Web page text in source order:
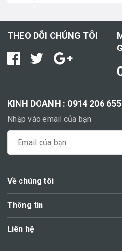
THEO DÕI CHÚNG TÔI
KINH DOANH : 0914 206 655
Nhập vào email của bạn
Về chúng tôi
Thông tin
Liên hệ